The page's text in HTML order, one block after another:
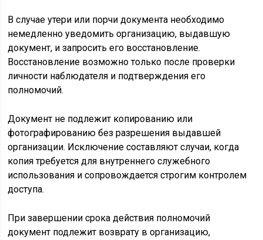
В случае утери или порчи документа необходимо
немедленно уведомить организацию, выдавшую
документ, и запросить его восстановление.
Восстановление возможно только после проверки
личности наблюдателя и подтверждения его
полномочий.
Документ не подлежит копированию или
фотографированию без разрешения выдавшей
организации. Исключение составляют случаи, когда
копия требуется для внутреннего служебного
использования и сопровождается строгим контролем
доступа.
При завершении срока действия полномочий
документ подлежит возврату в организацию,